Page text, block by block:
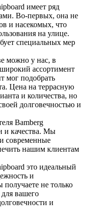
имеет ряд
Во-первых, она не
и насекомых, что
на улице.
специальных мер
можно у нас, в
ассортимент
мог подобрать
Цена на террасную
и количества, но
долговечностью и
Bamberg
и качества. Мы
современные
нашим клиентам
это идеальный
и
получаете не только
вашего
и